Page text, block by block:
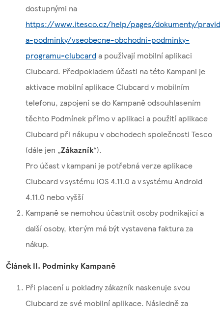
dostupnými na
https://www.itesco.cz/help/pages/dokumenty/
a-podminky/vseobecne-obchodni-podminky-
programu-clubcarda používají mobilní aplikaci
Clubcard. Předpokladem účasti na této Kampani je
aktivace mobilní aplikace Clubcard v mobilním
telefonu, zapojení se do Kampaně odsouhlasením
těchto Podmínek přímo v aplikaci a použití aplikace
Clubcard při nákupu v obchodech společnosti Tesco
(dále jen „Zákazník“).
Pro účast v kampani je potřebná verze aplikace
Clubcard v systému iOS 4.11.0 a v systému Android
4.11.0 nebo vyšší
Kampaně se nemohou účastnit osoby podnikající a
další osoby, kterým má být vystavena faktura za
nákup.
Článek II. Podmínky Kampaně
Při placení u pokladny zákazník naskenuje svou
Clubcard ze své mobilní aplikace. Následně za